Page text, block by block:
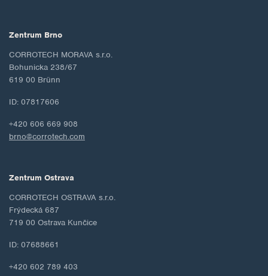
Zentrum Brno
CORROTECH MORAVA s.r.o.
Bohunicka 238/67
619 00 Brünn
ID: 07817606
+420 606 669 908
brno@corrotech.com
Zentrum Ostrava
CORROTECH OSTRAVA s.r.o.
Frýdecká 687
719 00 Ostrava Kunčice
ID: 07688661
+420 602 789 403